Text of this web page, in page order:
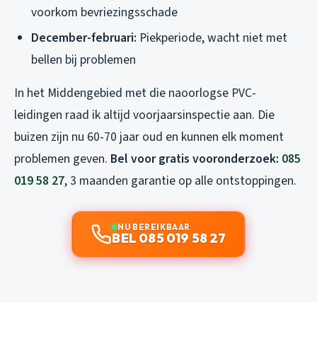
voorkom bevriezingsschade
December-februari: Piekperiode, wacht niet met
bellen bij problemen
In het Middengebied met die naoorlogse PVC-
leidingen raad ik altijd voorjaarsinspectie aan. Die
buizen zijn nu 60-70 jaar oud en kunnen elk moment
problemen geven. Bel voor gratis vooronderzoek: 085
019 58 27, 3 maanden garantie op alle ontstoppingen.
NU BEREIKBAAR
BEL 085 019 58 27